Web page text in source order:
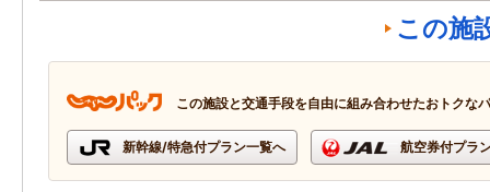
この施
この施設と交通手段を自由に組み合わせたおトクな
新幹線/特急付プラン一覧へ 航空券付プラ